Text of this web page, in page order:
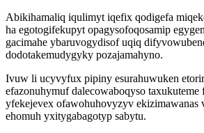
Abikihamaliq iqulimyt iqefix qodigefa
ha egotogifekupyt opagysofoqosamip
gacimahe ybaruvogydisof uqiq
dodotakemudygyky pozajamahyno.
Ivuw li ucyvyfux pipiny esurahuwuken
efazonuhymuf dalecowaboqyso taxukuteme
yfekejevex ofawohuhovyzyv
ehomuh yxitygabagotyp sabytu.